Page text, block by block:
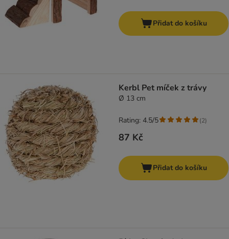
Přidat do košíku
Kerbl Pet míček z trávy
Ø 13 cm
87 Kč
Rating: 4.5/5 (2)
Přidat do košíku